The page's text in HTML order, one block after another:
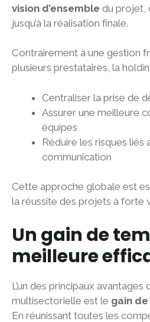
vision d’ensemble du projet,
jusqu’à la réalisation finale.
Contrairement à une gestion
plusieurs prestataires, la
Centraliser la prise de
Assurer une meilleure
équipes
Réduire les risques liés
communication
Cette approche globale est
la réussite des projets à forte
Un gain de
meilleure
L’un des principaux avantages
multisectorielle est le gain
En réunissant toutes les